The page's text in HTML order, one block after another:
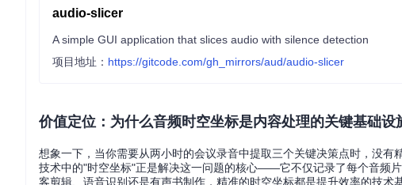
audio-slicer
A simple GUI application that slices audio with silence detection
项目地址： https://gitcode.com/gh_mirrors/aud/audio-slicer
价值定位：为什么音频时空坐标是内容处理的关键基础设
想象一下，当你需要从两小时的会议录音中提取三个关键决策点时，没
技术中的"时空坐标"正是解决这一问题的核心——它不仅记录了每个音频
客剪辑、语音识别还是有声书制作，精准的时空坐标都是提升效率的技术